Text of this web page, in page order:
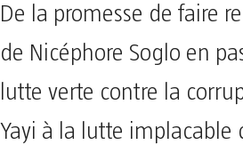
De la promesse de faire
de Nicéphore Soglo en
lutte verte contre la
Yayi à la lutte implacable